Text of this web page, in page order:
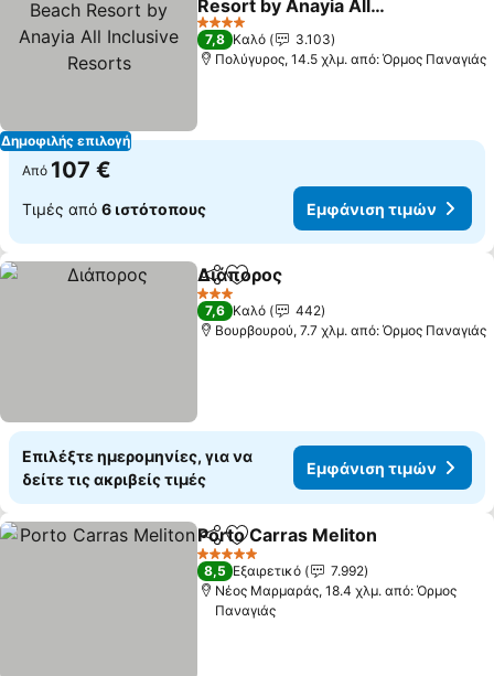
Δημοφιλής επιλογή
Resort by Anayia All
Inclusive Resorts
Εμφάνιση τιμών
4 Αστέρια
7,8 Καλό
3.103
Πολύγυρος, 14.5 χλμ. από: Όρμος Παναγιάς
Από 107 €
Τιμές από 6 ιστότοπους Εμφάνιση τιμών
Κοινοποίηση
Προσθήκη στα αγαπημένα
Διάπορος
3 Αστέρια
7,6 Καλό
442
Βουρβουρού, 7.7 χλμ. από: Όρμος Παναγιάς
Επιλέξτε ημερομηνίες, για να
δείτε τις ακριβείς τιμές
Εμφάνιση τιμών
Κοινοποίηση
Προσθήκη στα αγαπημένα
Porto Carras Meliton
5 Αστέρια
8,5 Εξαιρετικό
7.992
Νέος Μαρμαράς, 18.4 χλμ. από: Όρμος
Παναγιάς